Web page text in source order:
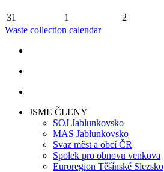
31 1 2
Waste collection calendar
JSME ČLENY
SOJ Jablunkovsko
MAS Jablunkovsko
Svaz měst a obcí ČR
Spolek pro obnovu venkova
Euroregion Těšínské Slezsko